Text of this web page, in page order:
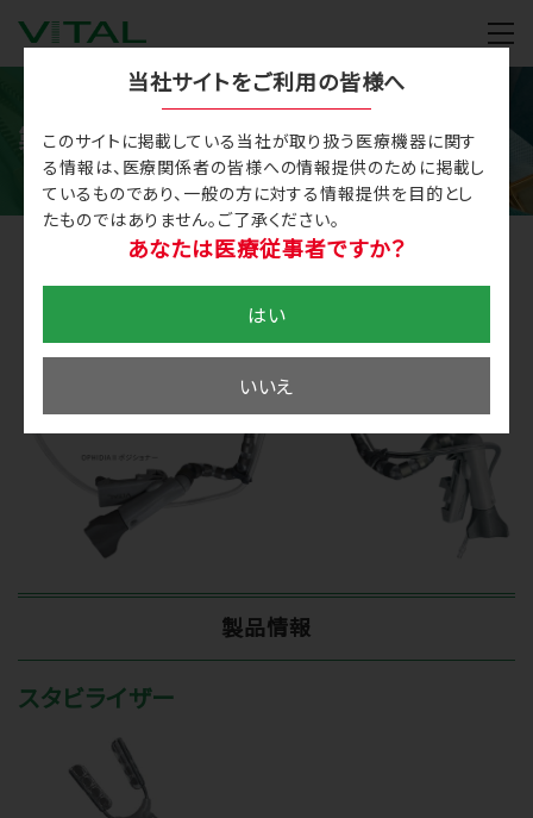
製品情報
当社サイトをご利用の皆様へ
このサイトに掲載している当社が取り扱う医療機器に関す
る情報は、医療関係者の皆様への情報提供のために掲載し
ているものであり、一般の方に対する情報提供を目的とし
たものではありません。ご了承ください。
あなたは医療従事者ですか？
はい
いいえ
製品情報
スタビライザー